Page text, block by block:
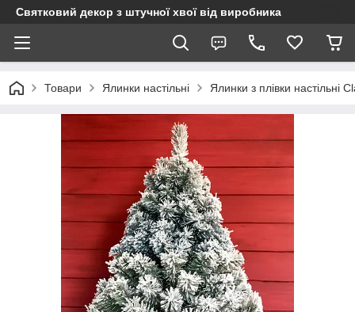
Святковий декор з штучної хвої від виробника
Товари Ялинки настільні Ялинки з плівки настільні